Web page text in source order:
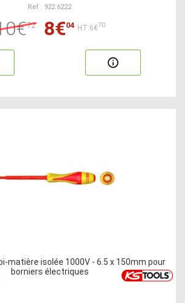
Ref : 922.6222
72 8€04 HT:6€70
matière isolée 1000V - 6.5 x 150mm pour
borniers électriques